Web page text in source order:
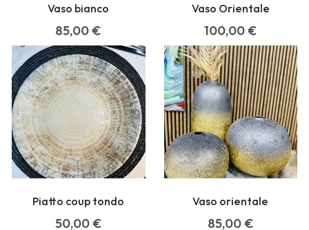
Vaso bianco
85,00€
Vaso Orientale
100,00€
Piatto coup tondo
50,00€
Vaso orientale
85,00€